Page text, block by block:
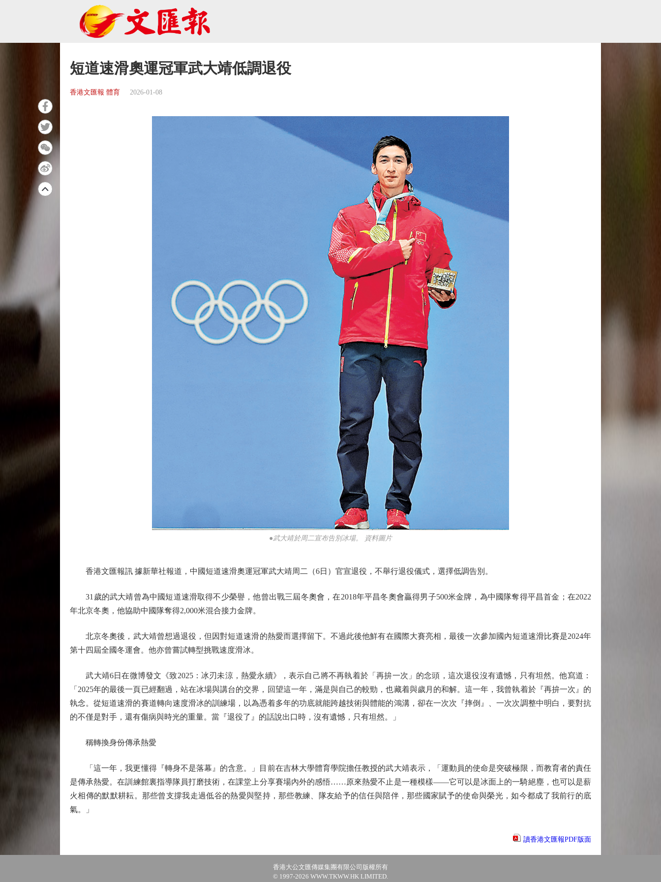
短道速滑奧運冠軍武大靖低調退役
香港文匯報 體育 2026-01-08
●武大靖於周二宣布告別冰場。 資料圖片
香港文匯報訊 據新華社報道，中國短道速滑奧運冠軍武大靖周二（6日）官宣退役，不舉行退役儀式，選擇低調告別。
31歲的武大靖曾為中國短道速滑取得不少榮譽，他曾出戰三屆冬奧會，在2018年平昌冬奧會贏得男子500米金牌，為中國隊奪得平昌首金；在2022
年北京冬奧，他協助中國隊奪得2,000米混合接力金牌。
北京冬奧後，武大靖曾想過退役，但因對短道速滑的熱愛而選擇留下。不過此後他鮮有在國際大賽亮相，最後一次參加國內短道速滑比賽是2024年
第十四屆全國冬運會。他亦曾嘗試轉型挑戰速度滑冰。
武大靖6日在微博發文《致2025：冰刃未涼，熱愛永續》，表示自己將不再執着於「再拚一次」的念頭，這次退役沒有遺憾，只有坦然。他寫道：
「2025年的最後一頁已經翻過，站在冰場與講台的交界，回望這一年，滿是與自己的較勁，也藏着與歲月的和解。這一年，我曾執着於『再拚一次』的
執念。從短道速滑的賽道轉向速度滑冰的訓練場，以為憑着多年的功底就能跨越技術與體能的鴻溝，卻在一次次『摔倒』、一次次調整中明白，要對抗
的不僅是對手，還有傷病與時光的重量。當『退役了』的話說出口時，沒有遺憾，只有坦然。」
稱轉換身份傳承熱愛
「這一年，我更懂得『轉身不是落幕』的含意。」目前在吉林大學體育學院擔任教授的武大靖表示，「運動員的使命是突破極限，而教育者的責任
是傳承熱愛。在訓練館裏指導隊員打磨技術，在課堂上分享賽場內外的感悟……原來熱愛不止是一種模樣——它可以是冰面上的一騎絕塵，也可以是薪
火相傳的默默耕耘。那些曾支撐我走過低谷的熱愛與堅持，那些教練、隊友給予的信任與陪伴，那些國家賦予的使命與榮光，如今都成了我前行的底
氣。」
讀香港文匯報PDF版面
香港大公文匯傳媒集團有限公司版權所有
© 1997-2026 WWW.TKWW.HK LIMITED.